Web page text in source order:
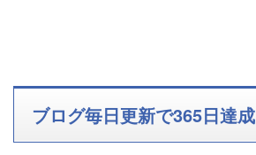
ブログ毎日更新で365日達成